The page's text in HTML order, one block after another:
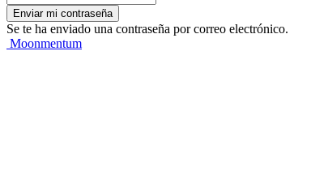
Se te ha enviado una contraseña por correo electrónico.
Moonmentum